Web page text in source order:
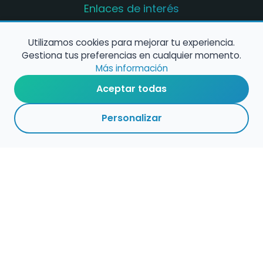
Enlaces de interés
música en España
Configura alertas de empleo
Contacta con nosotros
Utilizamos cookies para mejorar tu experiencia.
Gestiona tus preferencias en cualquier momento.
Más información
Aceptar todas
Personalizar